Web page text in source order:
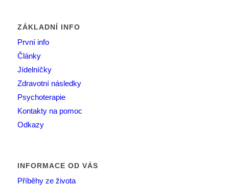
ZÁKLADNÍ INFO
První info
Články
Jídelníčky
Zdravotní následky
Psychoterapie
Kontakty na pomoc
Odkazy
INFORMACE OD VÁS
Příběhy ze života